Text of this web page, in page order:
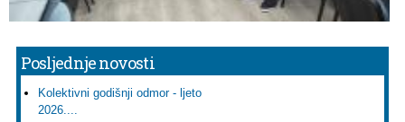
Posljednje novosti
Kolektivni godišnji odmor - ljeto
2026....